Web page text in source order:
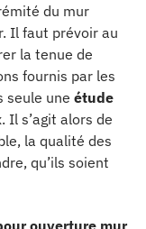
du mur
Il faut prévoir au
la tenue de
fournis par les
seule une étude
Il s’agit alors de
la qualité des
qu’ils soient
ouverture mur